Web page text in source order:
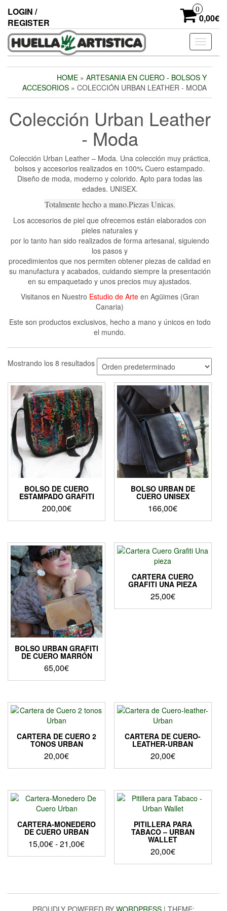
the
content
LOGIN /
REGISTER
0
0,00€
Toggle
HOME » ARTESANIA EN CUERO - BOLSOS Y
ACCESORIOS » COLECCIÓN URBAN LEATHER - MODA
Colección Urban Leather
- Moda
Colección Urban Leather – Moda. Una colección muy práctica,
bolsos y accesorios realizados en 100% Cuero estampado.
Diseño de moda, moderno y colorido. Apto para todas las
edades. UNISEX.
Totalmente hecho a mano.Piezas Unicas.
Los accesorios de piel que ofrecemos están elaborados con
pieles naturales y
por lo tanto han sido realizados de forma artesanal, siguiendo
los pasos y
procedimientos que nos permiten obtener piezas de calidad en
su manufactura y acabados, cuidando siempre la presentación
en su empaquetado y unos precios muy ajustados.
Visitanos en Nuestro Estudio de Arteen Agüimes (Gran
Canaria)
Este son productos exclusivos, hecho a mano y únicos en todo
el mundo.
Mostrando los 8 resultados
BOLSO DE CUERO
ESTAMPADO GRAFITI
200,00€
BOLSO URBAN DE
CUERO UNISEX
166,00€
BOLSO URBAN GRAFITI
DE CUERO MARRÓN
65,00€
CARTERA CUERO
GRAFITI UNA PIEZA
25,00€
CARTERA DE CUERO 2
TONOS URBAN
20,00€
CARTERA DE CUERO-
LEATHER-URBAN
20,00€
CARTERA-MONEDERO
DE CUERO URBAN
15,00€-21,00€Rango
de
Este
Las
PITILLERA PARA
TABACO – URBAN
WALLET
20,00€
PROUDLY POWERED BY WORDPRESS | THEME: